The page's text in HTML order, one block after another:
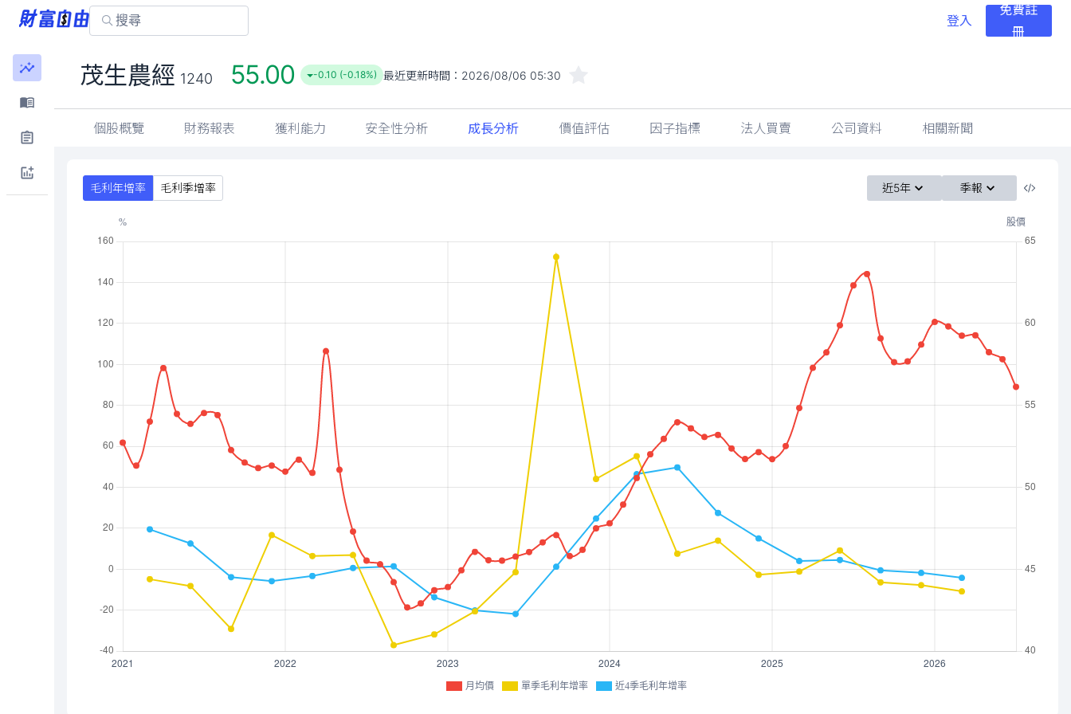
登入
免費註
冊
茂生農經 1240 55.00 -0.10 (-0.18%) 最近更新時間： 2026/08/06 05:30
個股概覽 財務報表 獲利能力 安全性分析 成長分析 價值評估 因子指標 法人買賣 公司資料 相關新聞
毛利年增率 毛利季增率 近5年 季報
月均價 單季毛利年增率 近4季毛利年增率